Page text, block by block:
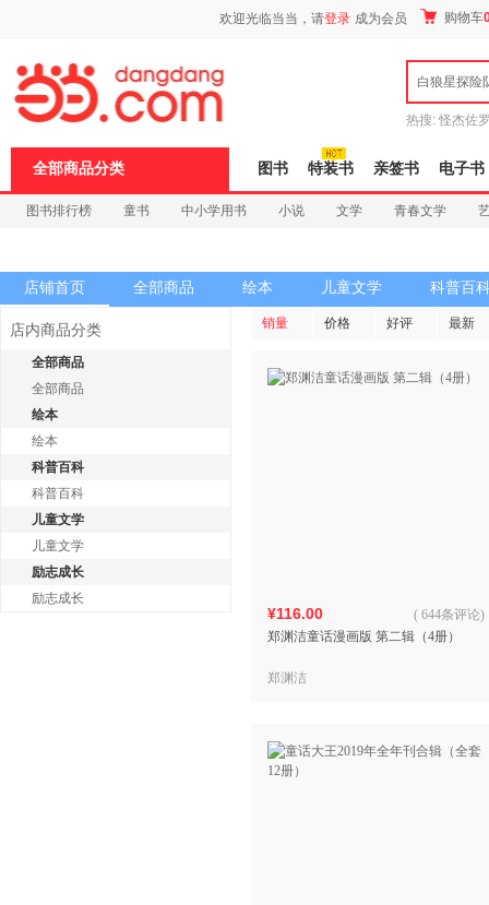
欢迎光临当当，请登录 成为会员 购物车
白狼星探险
热搜: 怪杰佐
全部商品分类 图书 特装书 亲签书 电子书
图书排行榜 童书 中小学用书 小说 文学 青春文学
店铺首页 全部商品 绘本 儿童文学 科普百
店内商品分类
全部商品
全部商品
绘本
绘本
科普百科
科普百科
儿童文学
儿童文学
励志成长
励志成长
销量 价格 好评 最新
¥116.00
郑渊洁童话漫画版 第二辑（4册）
( 644条评论)
郑渊洁
页
浪
键
打